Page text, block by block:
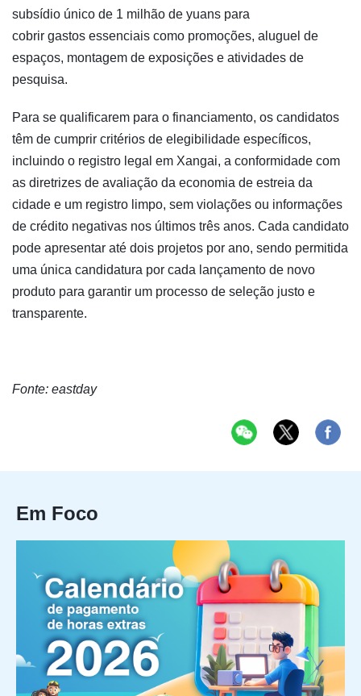
subsídio único de 1 milhão de yuans para
cobrir gastos essenciais como promoções, aluguel de
espaços, montagem de exposições e atividades de
pesquisa.
Para se qualificarem para o financiamento, os candidatos
têm de cumprir critérios de elegibilidade específicos,
incluindo o registro legal em Xangai, a conformidade com
as diretrizes de avaliação da economia de estreia da
cidade e um registro limpo, sem violações ou informações
de crédito negativas nos últimos três anos. Cada candidato
pode apresentar até dois projetos por ano, sendo permitida
uma única candidatura por cada lançamento de novo
produto para garantir um processo de seleção justo e
transparente.
Fonte: eastday
Em Foco